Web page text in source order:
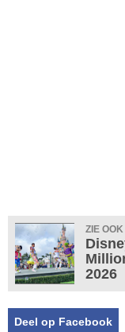
ZIE OOK
2026
Deel op Facebook